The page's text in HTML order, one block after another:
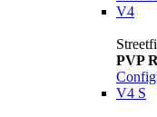
V4
PVP
V4 S